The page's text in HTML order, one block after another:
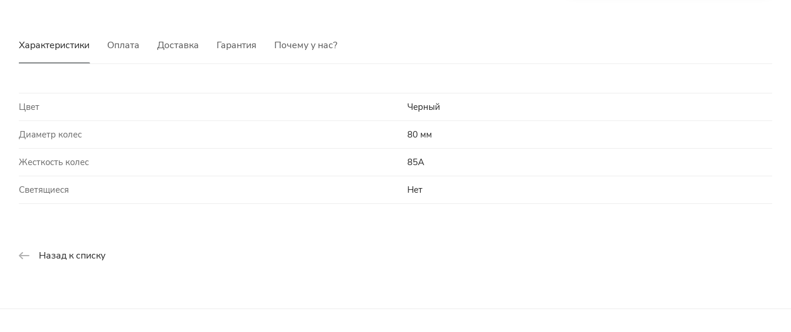
Характеристики Оплата Доставка Гарантия Почему у нас?
Цвет Черный
Диаметр колес 80 мм
Жесткость колес 85A
Светящиеся Нет
Назад к списку